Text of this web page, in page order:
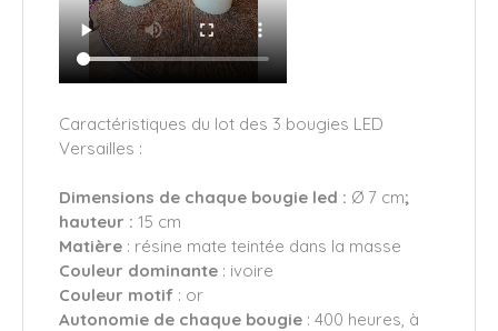
Caractéristiques du lot des 3 bougies LED
Versailles :
Dimensions de chaque bougie led : Ø 7 cm;
hauteur : 15 cm
Matière : résine mate teintée dans la masse
Couleur dominante : ivoire
Couleur motif : or
Autonomie de chaque bougie : 400 heures, à